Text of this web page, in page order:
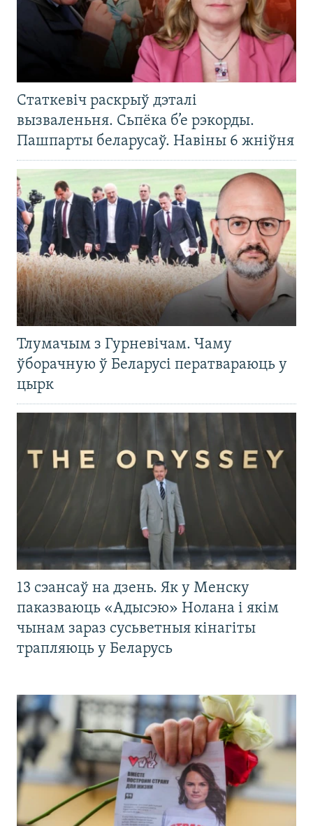
Статкевіч раскрыў дэталі
вызваленьня. Сьпёка б’е рэкорды.
Пашпарты беларусаў. Навіны 6 жніўня
Тлумачым з Гурневічам. Чаму
ўборачную ў Беларусі ператвараюць у
цырк
13 сэансаў на дзень. Як у Менску
паказваюць «Адысэю» Нолана і якім
чынам зараз сусьветныя кінагіты
трапляюць у Беларусь